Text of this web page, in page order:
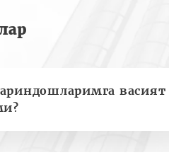
васият